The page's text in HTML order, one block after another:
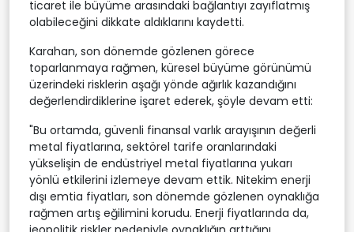
ticaret ile büyüme arasındaki bağlantıyı zayıflatmış
olabileceğini dikkate aldıklarını kaydetti.
Karahan, son dönemde gözlenen görece
toparlanmaya rağmen, küresel büyüme görünümü
üzerindeki risklerin aşağı yönde ağırlık kazandığını
değerlendirdiklerine işaret ederek, şöyle devam etti:
"Bu ortamda, güvenli finansal varlık arayışının değerli
metal fiyatlarına, sektörel tarife oranlarındaki
yükselişin de endüstriyel metal fiyatlarına yukarı
yönlü etkilerini izlemeye devam ettik. Nitekim enerji
dışı emtia fiyatları, son dönemde gözlenen oynaklığa
rağmen artış eğilimini korudu. Enerji fiyatlarında da,